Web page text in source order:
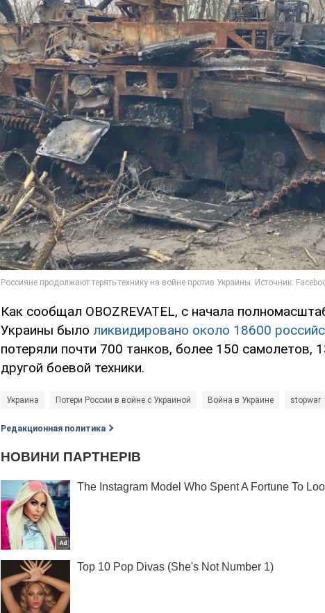
Как сообщал OBOZREVATEL, с начала
Украины было ликвидировано около 18600
потеряли почти 700 танков, более 150 самолетов,
другой боевой техники.
Украина Потери России в войне с Украиной Война в Украине stopwar
Редакционная политика